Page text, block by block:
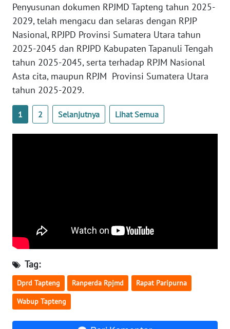
Penyusunan dokumen RPJMD Tapteng tahun 2025-
2029, telah mengacu dan selaras dengan RPJP
Nasional, RPJPD Provinsi Sumatera Utara tahun
2025-2045 dan RPJPD Kabupaten Tapanuli Tengah
tahun 2025-2045, serta terhadap RPJM Nasional
Asta cita, maupun RPJM Provinsi Sumatera Utara
tahun 2025-2029.
1 2 Selanjutnya Lihat Semua
Tag:
Dprd Tapteng Ranperda Rpjmd Rapat Paripurna
Wabup Tapteng
WN
BENGKULU
WN
LAMPUNG
WN
NUSANTARA
WN
BALI
WN
KALBAR